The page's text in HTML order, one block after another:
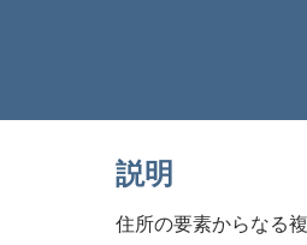
説明
住所の要素からなる複